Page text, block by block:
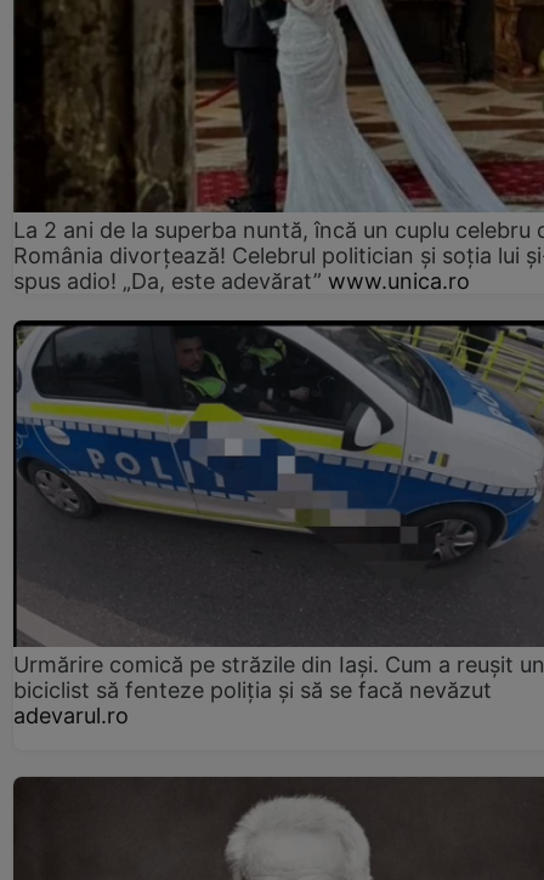
La 2 ani de la superba nuntă, încă un cuplu celebru
România divorțează! Celebrul politician și soția lui
spus adio! „Da, este adevărat” www.unica.ro
Urmărire comică pe străzile din Iași. Cum a reușit un
biciclist să fenteze poliția și să se facă nevăzut
adevarul.ro